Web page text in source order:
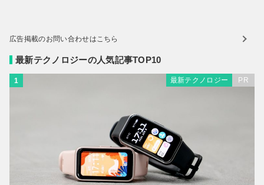
広告掲載のお問い合わせはこちら
最新テクノロジーの人気記事TOP10
1 最新テクノロジー PR